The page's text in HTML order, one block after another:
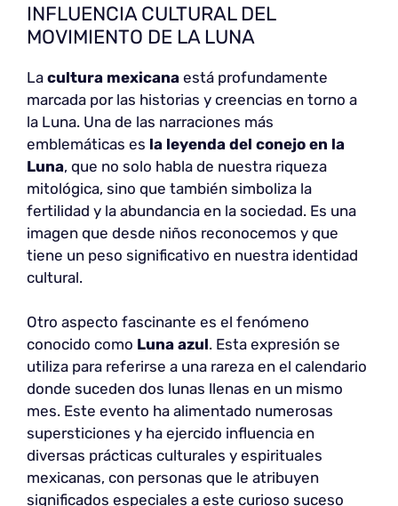
INFLUENCIA CULTURAL DEL
MOVIMIENTO DE LA LUNA
La cultura mexicana está profundamente
marcada por las historias y creencias en torno a
la Luna. Una de las narraciones más
emblemáticas es la leyenda del conejo en la
Luna, que no solo habla de nuestra riqueza
mitológica, sino que también simboliza la
fertilidad y la abundancia en la sociedad. Es una
imagen que desde niños reconocemos y que
tiene un peso significativo en nuestra identidad
cultural.
Otro aspecto fascinante es el fenómeno
conocido como Luna azul. Esta expresión se
utiliza para referirse a una rareza en el calendario
donde suceden dos lunas llenas en un mismo
mes. Este evento ha alimentado numerosas
supersticiones y ha ejercido influencia en
diversas prácticas culturales y espirituales
mexicanas, con personas que le atribuyen
significados especiales a este curioso suceso